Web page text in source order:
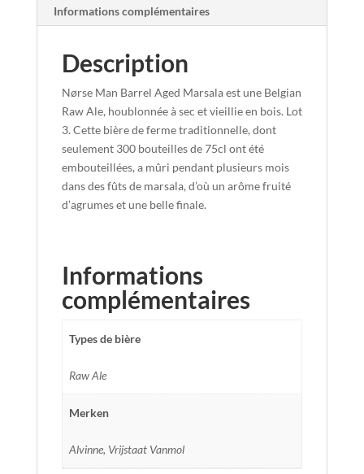
Informations complémentaires
Description
Nørse Man Barrel Aged Marsala est une Belgian
Raw Ale, houblonnée à sec et vieillie en bois. Lot
3. Cette bière de ferme traditionnelle, dont
seulement 300 bouteilles de 75cl ont été
embouteillées, a mûri pendant plusieurs mois
dans des fûts de marsala, d’où un arôme fruité
d’agrumes et une belle finale.
Informations
complémentaires
Types de bière
Raw Ale
Merken
Alvinne, Vrijstaat Vanmol